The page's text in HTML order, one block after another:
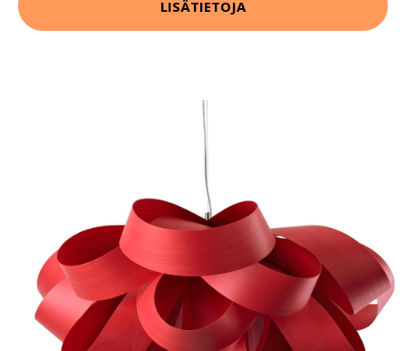
LISÄTIETOJA